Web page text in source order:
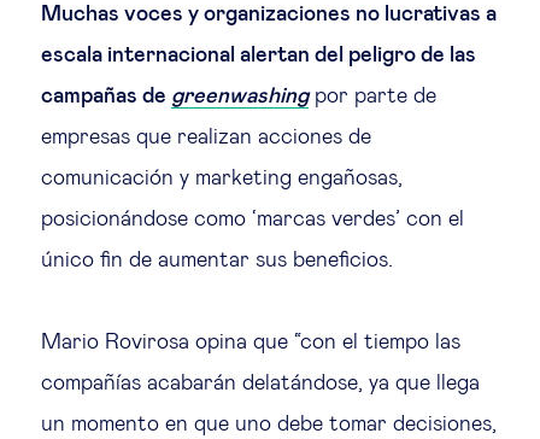
Muchas voces y organizaciones no lucrativas a
escala internacional alertan del peligro de las
campañas de greenwashingpor parte de
empresas que realizan acciones de
comunicación y marketing engañosas,
posicionándose como ‘marcas verdes’ con el
único fin de aumentar sus beneficios.
Mario Rovirosa opina que “con el tiempo las
compañías acabarán delatándose, ya que llega
un momento en que uno debe tomar decisiones,